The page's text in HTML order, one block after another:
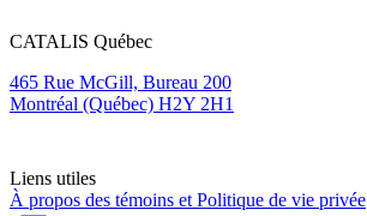
CATALIS Québec
465 Rue McGill, Bureau 200
Montréal (Québec) H2Y 2H1
Liens utiles
À propos des témoins et Politique de vie privée